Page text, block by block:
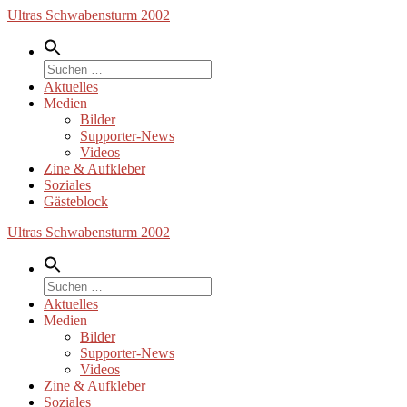
Zum
springen
Ultras Schwabensturm 2002
Suche
nach:
Aktuelles
Medien
Bilder
Supporter-News
Videos
Zine & Aufkleber
Soziales
Gästeblock
Ultras Schwabensturm 2002
Suche
nach:
Aktuelles
Medien
Bilder
Supporter-News
Videos
Zine & Aufkleber
Soziales